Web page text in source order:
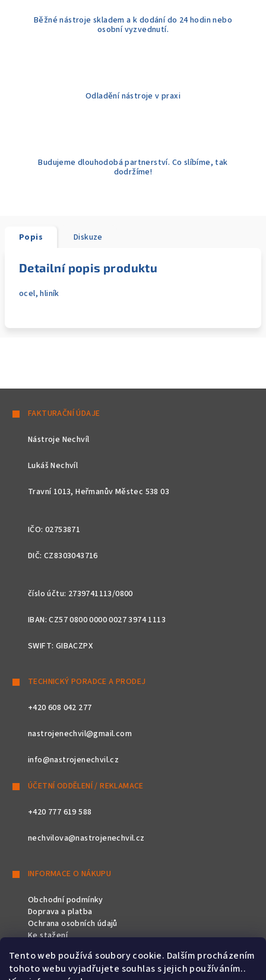
Tento web používá soubory cookie. Dalším procházením
tohoto webu vyjadřujete souhlas s jejich používáním..
Běžné nástroje skladem a k dodání do 24 hodin nebo
osobní vyzvednutí.
Odladění nástroje v praxi
Budujeme dlouhodobá partnerství. Co slíbíme, tak
dodržíme!
Popis Diskuze
Detailní popis produktu
ocel, hliník
FAKTURAČNÍ ÚDAJE
Nástroje Nechvíl
Lukáš Nechvíl
Travní 1013, Heřmanův Městec 538 03
IČO: 02753871
DIČ: CZ8303043716
číslo účtu: 2739741113/0800
IBAN: CZ57 0800 0000 0027 3974 1113
SWIFT: GIBACZPX
TECHNICKÝ PORADCE A PRODEJ
+420 608 042 277
nastrojenechvil@gmail.com
info@nastrojenechvil.cz
ÚČETNÍ ODDĚLENÍ / REKLAMACE
+420 777 619 588
nechvilova@nastrojenechvil.cz
INFORMACE O NÁKUPU
Obchodní podmínky
Doprava a platba
Ochrana osobních údajů
Ke stažení
SLEDUJTE NÁS